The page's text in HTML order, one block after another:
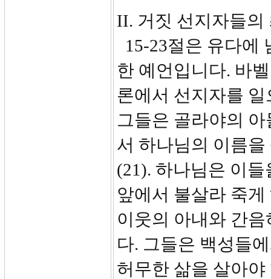
II. 거짓 선지자들의
15-23절은 유다에
한 예언입니다. 바
론에서 선지자를
그들은 골라야의
서 하나님의 이름
(21). 하나님은 이
앞에서 불살라 죽
이웃의 아내와 간
다. 그들은 백성들
허무한 삶을 살아